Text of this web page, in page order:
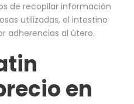
de recopilar información
utilizadas, el intestino
adherencias al útero.
en